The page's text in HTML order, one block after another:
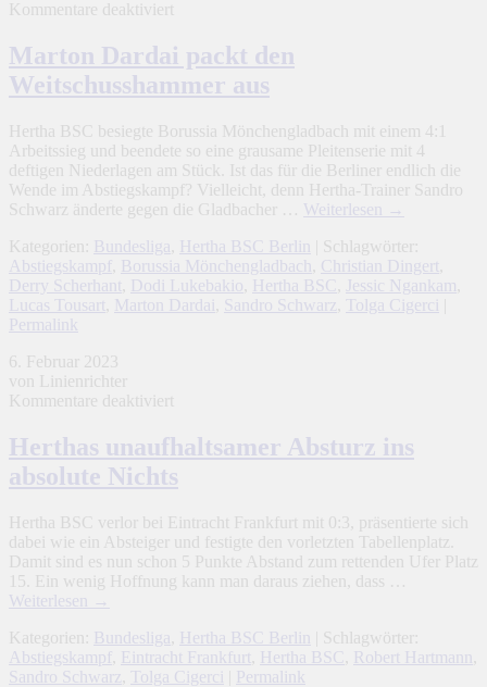
Kommentare deaktiviert
Dardai
packt
den
Marton Dardai packt den
Weitschusshammer aus
Hertha BSC besiegte Borussia Mönchengladbach mit einem 4:1
Arbeitssieg und beendete so eine grausame Pleitenserie mit 4
deftigen Niederlagen am Stück. Ist das für die Berliner endlich die
Wende im Abstiegskampf? Vielleicht, denn Hertha-Trainer Sandro
Schwarz änderte gegen die Gladbacher … Weiterlesen
→
Kategorien:
Bundesliga Hertha BSC Berlin
| Schlagwörter:
Abstiegskampf
Borussia Mönchengladbach Christian Dingert
Derry Scherhant
Dodi Lukebakio Hertha BSC Jessic Ngankam
Lucas Tousart
Marton Dardai Sandro Schwarz Tolga Cigerci
Permalink
6. Februar 2023
von Linienrichter
Kommentare deaktiviert
unaufhaltsamer
Absturz
ins
Nichts
Herthas unaufhaltsamer Absturz ins
absolute Nichts
Hertha BSC verlor bei Eintracht Frankfurt mit 0:3, präsentierte sich
dabei wie ein Absteiger und festigte den vorletzten Tabellenplatz.
Damit sind es nun schon 5 Punkte Abstand zum rettenden Ufer Platz
15. Ein wenig Hoffnung kann man daraus ziehen, dass …
Weiterlesen
→
Kategorien:
Bundesliga Hertha BSC Berlin
| Schlagwörter:
Abstiegskampf
Eintracht Frankfurt Hertha BSC Robert Hartmann
Sandro Schwarz
Tolga Cigerci Permalink